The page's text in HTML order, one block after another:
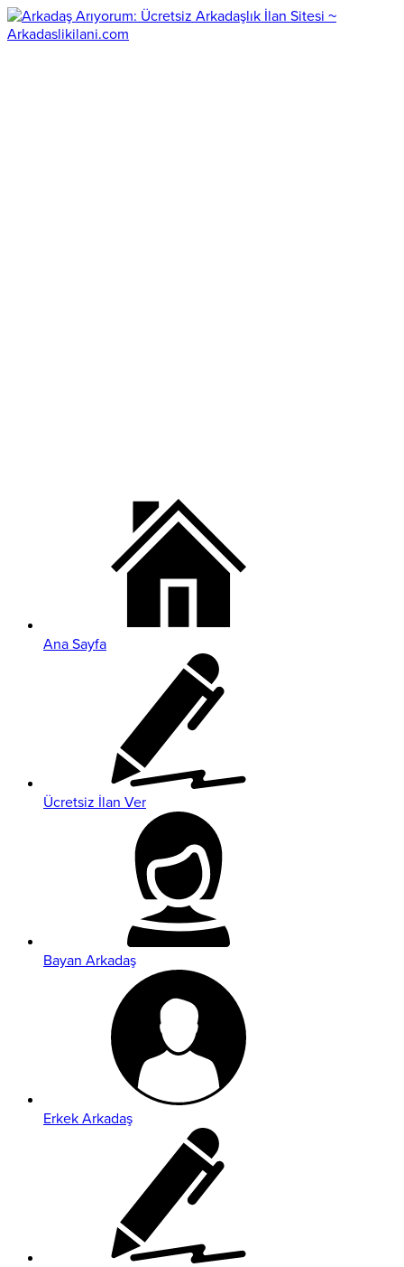
Ana Sayfa
Ücretsiz İlan Ver
Bayan Arkadaş
Erkek Arkadaş